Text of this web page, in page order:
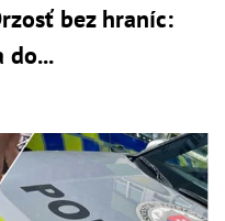
bez hraníc:
do...